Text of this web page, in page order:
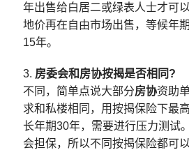
年出售给白居二或绿表人士才可
地价再在自由市场出售，等候年
15年。
房委会和房协按揭是否相同?
不同，简单点说大部分房协资助
求和私楼相同，用按揭保险下最
长年期30年，需要进行压力测试。
会担保，所以不同按揭保险都可